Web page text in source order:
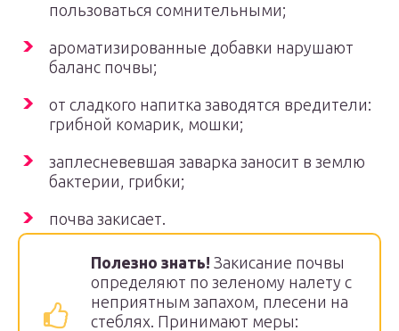
пользоваться сомнительными;
ароматизированные добавки нарушают
баланс почвы;
от сладкого напитка заводятся вредители:
грибной комарик, мошки;
заплесневевшая заварка заносит в землю
бактерии, грибки;
почва закисает.
Полезно знать! Закисание почвы
определяют по зеленому налету с
неприятным запахом, плесени на
стеблях. Принимают меры: